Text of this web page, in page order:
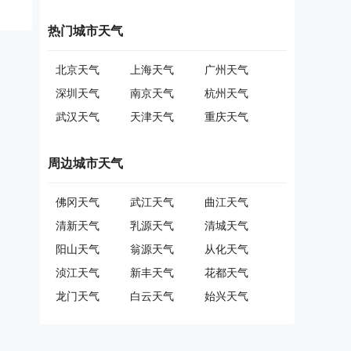
热门城市天气
北京天气 上海天气
广州天气
深圳天气
南京天气
杭州天气
武汉天气
天津天气 重庆天气
周边城市天气
佛冈天气 武江天气
曲江天气
清新天气
乳源天气
清城天气
阳山天气
翁源天气
从化天气
浈江天气
新丰天气
花都天气
龙门天气
白云天气 始兴天气